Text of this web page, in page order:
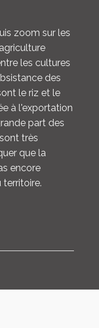
zoom sur les
les cultures
des
le riz et le
à l'exportation
part des
très
que la
encore